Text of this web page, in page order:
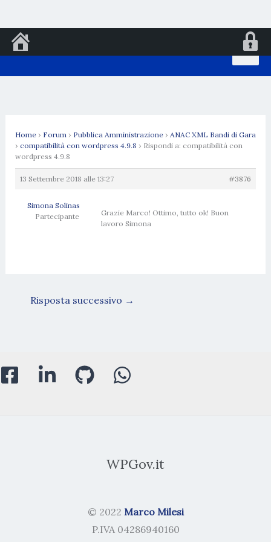
al
Home › Forum › Pubblica Amministrazione › ANAC XML Bandi di Gara
› compatibilità con wordpress 4.9.8 › Rispondi a: compatibilità con
wordpress 4.9.8
13 Settembre 2018 alle 13:27 #3876
Simona Solinas
Partecipante
Grazie Marco! Ottimo, tutto ok! Buon
lavoro Simona
Risposta successivo →
WPGov.it
© 2022 Marco Milesi
P.IVA 04286940160